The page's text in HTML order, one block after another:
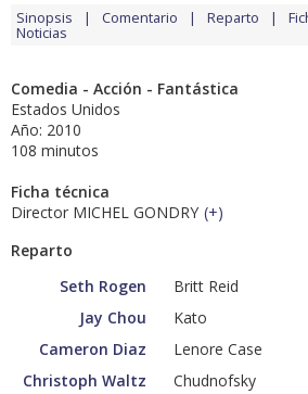
Sinopsis Comentario Reparto
Noticias
Comedia - Acción - Fantástica
Estados Unidos
Año: 2010
108 minutos
Ficha técnica
Director MICHEL GONDRY (+)
Reparto
Seth Rogen
Britt Reid
Jay Chou
Kato
Cameron Diaz
Lenore Case
Christoph Waltz
Chudnofsky